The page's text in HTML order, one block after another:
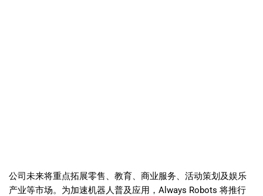
公司未来将重点拓展零售、教育、商业服务、活动策划及娱乐
产业等市场。为加速机器人普及应用，Always Robots 将推行